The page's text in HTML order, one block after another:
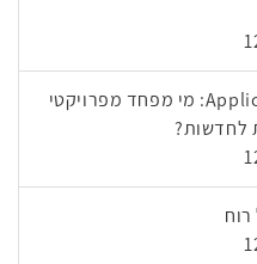
: Application Modernization: מי מפחד מפרויקטי
לחדשות?